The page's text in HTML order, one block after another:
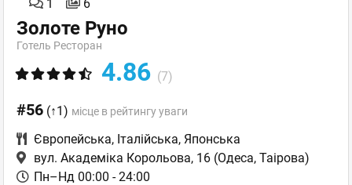
1 6
Золоте Руно
Готель Ресторан
4.86 (7)
#56 (↑1) місце в рейтингу уваги
Європейська, Італійська, Японська
вул. Академіка Корольова, 16 (Одеса, Таірова)
Пн–Нд 00:00 - 24:00